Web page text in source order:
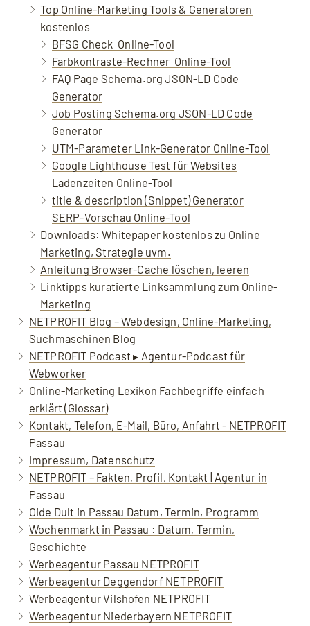
Top Online-Marketing Tools & Generatoren
kostenlos
BFSG Check ️ Online-Tool
Farbkontraste-Rechner ️ Online-Tool
FAQ Page Schema.org JSON-LD Code
Generator
Job Posting Schema.org JSON-LD Code
Generator
UTM-Parameter Link-Generator Online-Tool
Google Lighthouse Test für Websites
Ladenzeiten Online-Tool
title & description (Snippet) Generator
SERP-Vorschau Online-Tool
Downloads: Whitepaper kostenlos zu Online
Marketing, Strategie uvm.
Anleitung Browser-Cache löschen, leeren
Linktipps kuratierte Linksammlung zum Online-
Marketing
NETPROFIT Blog – Webdesign, Online-Marketing,
Suchmaschinen Blog
NETPROFIT Podcast ▸ Agentur-Podcast für
Webworker
Online-Marketing Lexikon Fachbegriffe einfach
erklärt (Glossar)
Kontakt, Telefon, E-Mail, Büro, Anfahrt - NETPROFIT
Passau
Impressum, Datenschutz
NETPROFIT – Fakten, Profil, Kontakt | Agentur in
Passau
Oide Dult in Passau Datum, Termin, Programm
Wochenmarkt in Passau : Datum, Termin,
Geschichte
Werbeagentur Passau NETPROFIT
Werbeagentur Deggendorf NETPROFIT
Werbeagentur Vilshofen NETPROFIT
Werbeagentur Niederbayern NETPROFIT
Mit dem Aufruf des Videos erklären Sie sich
einverstanden, dass Ihre Daten an YouTube
übermittelt werden und Sie die
Datenschutzerklärung